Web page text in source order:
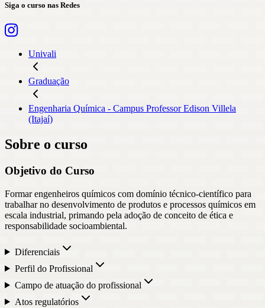
Siga o curso nas Redes
Univali
Graduação
Engenharia Química - Campus Professor Edison Villela
(Itajaí)
Sobre o curso
Objetivo do Curso
Formar engenheiros químicos com domínio técnico-científico para
trabalhar no desenvolvimento de produtos e processos químicos em
escala industrial, primando pela adoção de conceito de ética e
responsabilidade socioambiental.
Diferenciais
Perfil do Profissional
Campo de atuação do profissional
Atos regulatórios